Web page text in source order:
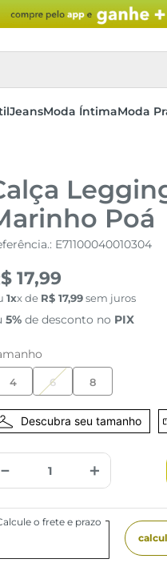
JeansModa ÍntimaModa
Poá
: E71100040010304
17,99
1 x de R$ 17,99sem juros
5% de desconto no PIX
4 6 8
＋
－